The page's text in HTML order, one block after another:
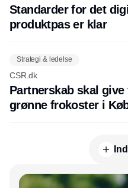
Standarder for det
produktpas er klar
Strategi & ledelse
CSR.dk
Partnerskab skal
grønne frokoster i